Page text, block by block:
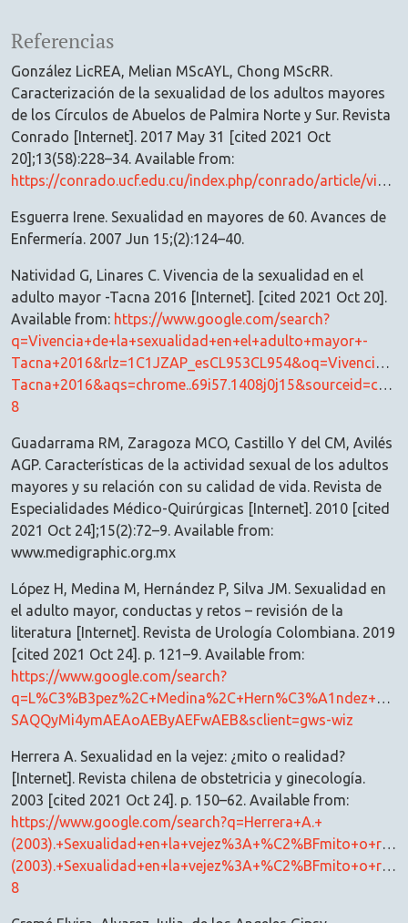
Referencias
González LicREA, Melian MScAYL, Chong MScRR.
Caracterización de la sexualidad de los adultos mayores
de los Círculos de Abuelos de Palmira Norte y Sur. Revista
Conrado [Internet]. 2017 May 31 [cited 2021 Oct
20];13(58):228–34. Available from:
https://conrado.ucf.edu.cu/index.php/conrado/article/view/500
Esguerra Irene. Sexualidad en mayores de 60. Avances de
Enfermería. 2007 Jun 15;(2):124–40.
Natividad G, Linares C. Vivencia de la sexualidad en el
adulto mayor -Tacna 2016 [Internet]. [cited 2021 Oct 20].
Available from: https://www.google.com/search?
q=Vivencia+de+la+sexualidad+en+el+adulto+mayor+-
8
Guadarrama RM, Zaragoza MCO, Castillo Y del CM, Avilés
AGP. Características de la actividad sexual de los adultos
mayores y su relación con su calidad de vida. Revista de
Especialidades Médico-Quirúrgicas [Internet]. 2010 [cited
2021 Oct 24];15(2):72–9. Available from:
www.medigraphic.org.mx
López H, Medina M, Hernández P, Silva JM. Sexualidad en
el adulto mayor, conductas y retos – revisión de la
literatura [Internet]. Revista de Urología Colombiana. 2019
[cited 2021 Oct 24]. p. 121–9. Available from:
https://www.google.com/search?
SAQQyMi4ymAEAoAEByAEFwAEB&sclient=gws-wiz
Herrera A. Sexualidad en la vejez: ¿mito o realidad?
[Internet]. Revista chilena de obstetricia y ginecología.
2003 [cited 2021 Oct 24]. p. 150–62. Available from:
https://www.google.com/search?q=Herrera+A.+
8